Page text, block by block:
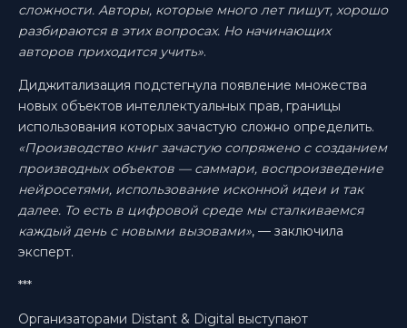
сложности. Авторы, которые много лет пишут, хорошо
разбираются в этих вопросах. Но начинающих
авторов приходится учить».
Диджитализация подстегнула появление множества
новых объектов интеллектуальных прав, границы
использования которых зачастую сложно определить.
«Производство книг зачастую сопряжено с созданием
производных объектов — саммари, воспроизведение
нейросетями, использование исконной идеи и так
далее. То есть в цифровой среде мы сталкиваемся
каждый день с новыми вызовами», — заключила
эксперт.
***
Организаторами Distant & Digital выступают